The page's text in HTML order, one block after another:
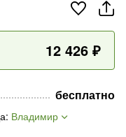
12 426 ₽
бесплатно
: Владимир